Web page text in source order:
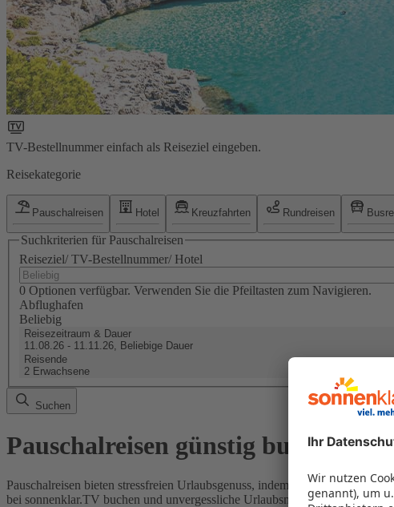
TV-Bestellnummer einfach als Reiseziel eingeben.
Reisekategorie
Pauschalreisen Hotel Kreuzfahrten Rundreisen
Suchkriterien für Pauschalreisen
Reiseziel/ TV-Bestellnummer/ Hotel
0 Optionen verfügbar. Verwenden Sie die Pfeiltasten zum Navigieren.
Abflughafen
Beliebig
Reisezeitraum & Dauer
11.08.26 - 11.11.26, Beliebige Dauer
Reisende
2 Erwachsene
Suchen
Pauschalreisen günstig buchen
Pauschalreisen bieten stressfreien Urlaubsgenuss, indem Flug und Hotel
bei sonnenklar.TV buchen und unvergessliche Urlaubsmomente erleben!